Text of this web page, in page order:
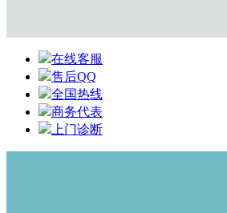
在线客服
售后QQ
全国热线
商务代表
上门诊断